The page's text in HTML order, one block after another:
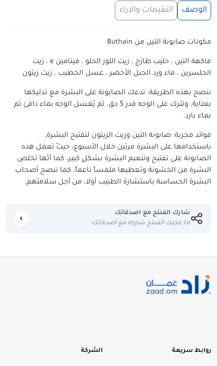
الوصف التقيمات والاراء
مكونات صابونة التين من Buthain
فاكهة التين ، حليب طازج ، زيت اللوز الحلو ، فيتامين e ، زيت
الجلسرين ، ماء ورد الجبل الأخضر ، عسل الخطيب ، زيت زيتون
ننصح بهذه الطريقة: تدعك الصابونة على البشرة مع تدليكها
بعناية، وتترك على الوجه قدر 5 دق، ثم يُغسل الوجه بماء دافئ ثم
بماء بارد.
فوائد مجربة: صابونة التين وزيت الزيتون لتفتيح البشرة،
باستخدامها على البشرة مرتين خلال الأسبوع، حيثُ تعمل هذه
الصابونة على تفتيح وتنعيم البشرة بشكلٍ كبير، كما أنّها تخلص
البشرة من الخشونة وتعطيها ملمساً ناعماً، كما ننصح أصحاب
البشرة الحساسة باستشارة الطبيب أولا، من أجل سلامتهم.
شارك المنتج مع اصدقائك
اذا عجبك المنتج شاركه مع أصدقائك
روابط سريعة الشركة